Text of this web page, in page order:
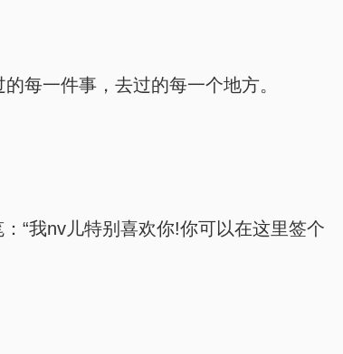
每一件事，去过的每一个地方。
“我nv儿特别喜欢你!你可以在这里签个